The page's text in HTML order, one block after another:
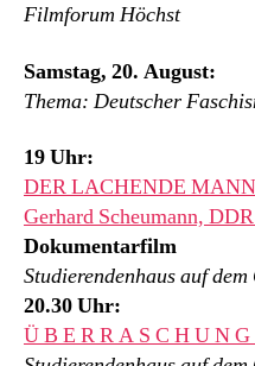
Filmforum Höchst
Samstag, 20. August:
Thema: Deutscher
19 Uhr:
DER LACHENDE
Gerhard Scheumann,
Dokumentarfilm
Studierendenhaus auf
20.30 Uhr:
Ü B E R R A S C H U N